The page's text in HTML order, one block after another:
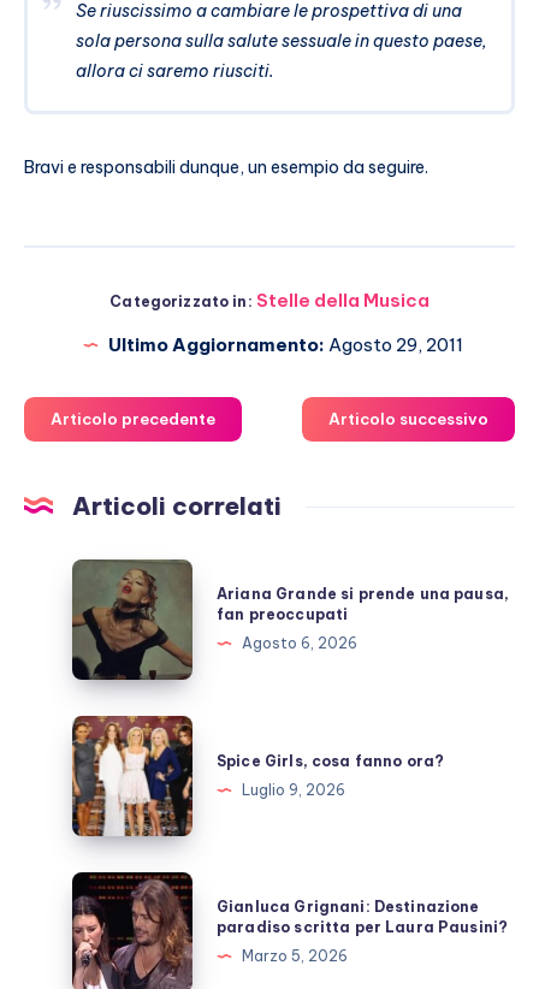
Se riuscissimo a cambiare le prospettiva di una
sola persona sulla salute sessuale in questo paese,
allora ci saremo riusciti.
Bravi e responsabili dunque, un esempio da seguire.
Categorizzato in: Stelle della Musica
Ultimo Aggiornamento: Agosto 29, 2011
Articolo precedente Articolo successivo
Articoli correlati
Ariana
Grande
si
prende
una
pausa,
fan
preoccupati
Ariana Grande si prende una pausa,
fan preoccupati
Agosto 6, 2026
Spice
Girls,
cosa
fanno
ora?
Spice Girls, cosa fanno ora?
Luglio 9, 2026
Gianluca
Grignani:
Destinazione
paradiso
Gianluca Grignani: Destinazione
paradiso scritta per Laura Pausini?
Marzo 5, 2026